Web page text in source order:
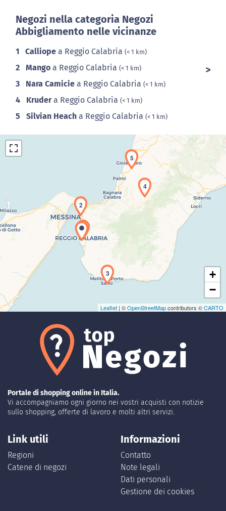
Negozi nella categoria Negozi
Abbigliamento nelle vicinanze
1 Calliope a Reggio Calabria (< 1 km)
2 Mango a Reggio Calabria (< 1 km)
3 Nara Camicie a Reggio Calabria (< 1 km)
4 Krudera Reggio Calabria (< 1 km)
5 Silvian Heach a Reggio Calabria (< 1 km)
Caricamento della carta in corso...
1
2
3
4
5
+
−
Leaflet | ©OpenStreetMapcontributors ©CARTO
Portale di shopping online in Italia.
Vi accompagniamo ogni giorno nei vostri acquisti con notizie
sullo shopping, offerte di lavoro e molti altri servizi.
Link utili
Regioni
Catene di negozi
Informazioni
Contatto
Note legali
Dati personali
Gestione dei cookies